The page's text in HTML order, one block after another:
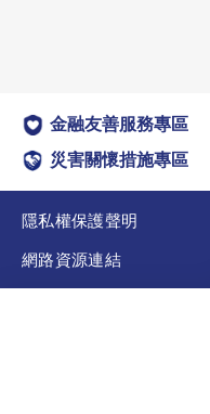
金融友善服務專區
災害關懷措施專區
隱私權保護聲明
網路資源連結